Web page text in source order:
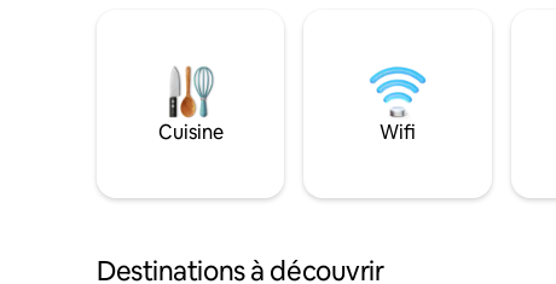
Cuisine Wifi
Destinations à découvrir